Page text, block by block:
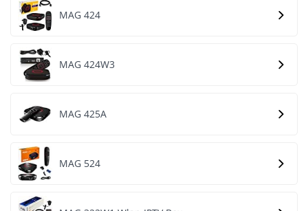
MAG 424
MAG 424W3
MAG 425A
MAG 524